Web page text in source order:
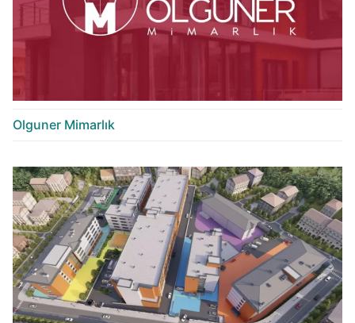
Olguner Mimarlık